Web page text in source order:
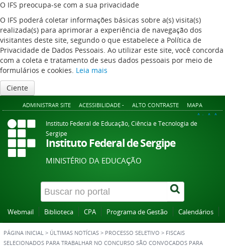
O IFS preocupa-se com a sua privacidade
O IFS poderá coletar informações básicas sobre a(s) visita(s)
realizada(s) para aprimorar a experiência de navegação dos
visitantes deste site, segundo o que estabelece a Política de
Privacidade de Dados Pessoais. Ao utilizar este site, você concorda
com a coleta e tratamento de seus dados pessoais por meio de
formulários e cookies. Leia mais
Ciente
ADMINISTRAR SITE ACESSIBILIDADE - ALTO CONTRASTE MAPA
A+ A A-
Instituto Federal de Educação, Ciência e Tecnologia de
Sergipe
Instituto Federal de Sergipe
MINISTÉRIO DA EDUCAÇÃO
Webmail Biblioteca CPA Programa de Gestão Calendários
PÁGINA INICIAL > ÚLTIMAS NOTÍCIAS > PROCESSO SELETIVO > FISCAIS
SELECIONADOS PARA TRABALHAR NO CONCURSO SÃO CONVOCADOS PARA